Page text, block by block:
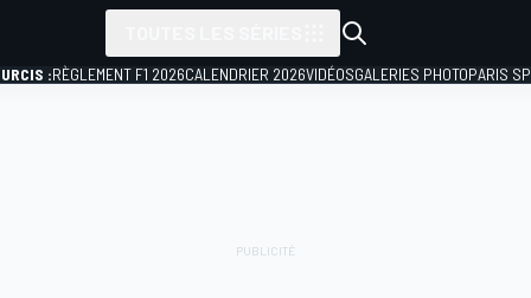
:RÈGLEMENT F1 2026CALENDRIER 2026VIDÉOSGALERIES PHOTOPARIS